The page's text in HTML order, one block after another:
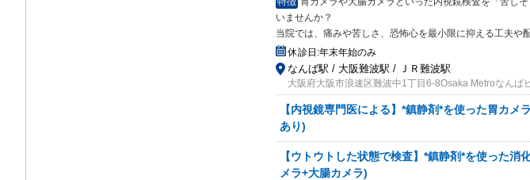
いま せんか？
当院では、痛みや苦しさ、恐怖心を最小限に抑える工夫や
休診日:年末年始のみ
なんば駅 / 大阪難波駅 / ＪＲ難波駅
大阪府大阪市浪速区難波中1丁目6-8Osaka Metroなんば
【内視鏡専門医による】*鎮静剤*を使った胃カメ
あり)
【ウトウトした状態で検査】*鎮静剤*を使った消
メラ+大腸カメラ)